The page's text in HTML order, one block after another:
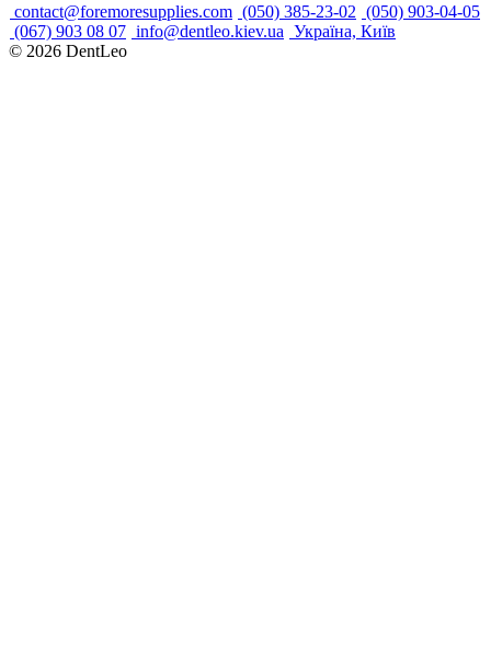
contact@foremoresupplies.com (050) 385-23-02 (050) 903-04-05
(067) 903 08 07 info@dentleo.kiev.ua Україна, Київ
© 2026 DentLeo